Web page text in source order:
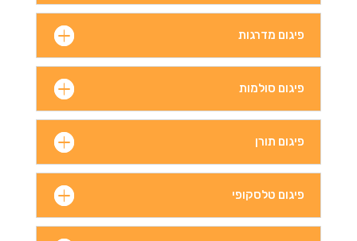
פיגום מדרגות
פיגום סולמות
פיגום תורן
פיגום טלסקופי